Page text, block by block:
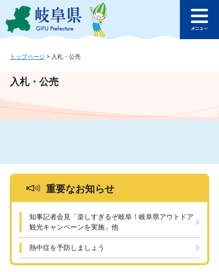
ジ
ュ
文
このページの本文へ
ュ
トップページ > 入札・公売
入札・公売
重要なお知らせ
知事記者会見「楽しすぎるぞ岐阜！岐阜県アウトドア
観光キャンペーンを実施」他
熱中症を予防しましょう